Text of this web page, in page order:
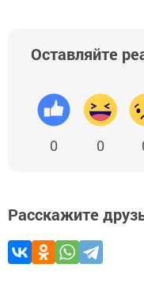
Оставляйте
0 0
Расскажите